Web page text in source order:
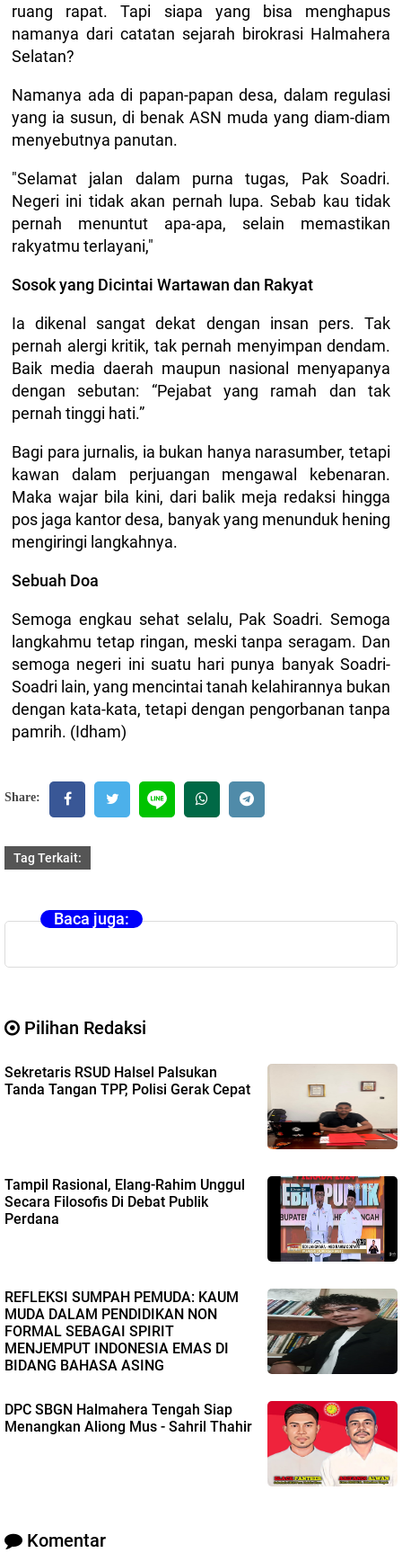
ruang rapat. Tapi siapa yang bisa menghapus
namanya dari catatan sejarah birokrasi Halmahera
Selatan?
Namanya ada di papan-papan desa, dalam regulasi
yang ia susun, di benak ASN muda yang diam-diam
menyebutnya panutan.
"Selamat jalan dalam purna tugas, Pak Soadri.
Negeri ini tidak akan pernah lupa. Sebab kau tidak
pernah menuntut apa-apa, selain memastikan
rakyatmu terlayani,"
Sosok yang Dicintai Wartawan dan Rakyat
Ia dikenal sangat dekat dengan insan pers. Tak
pernah alergi kritik, tak pernah menyimpan dendam.
Baik media daerah maupun nasional menyapanya
dengan sebutan: “Pejabat yang ramah dan tak
pernah tinggi hati.”
Bagi para jurnalis, ia bukan hanya narasumber, tetapi
kawan dalam perjuangan mengawal kebenaran.
Maka wajar bila kini, dari balik meja redaksi hingga
pos jaga kantor desa, banyak yang menunduk hening
mengiringi langkahnya.
Sebuah Doa
Semoga engkau sehat selalu, Pak Soadri. Semoga
langkahmu tetap ringan, meski tanpa seragam. Dan
semoga negeri ini suatu hari punya banyak Soadri-
Soadri lain, yang mencintai tanah kelahirannya bukan
dengan kata-kata, tetapi dengan pengorbanan tanpa
pamrih. (Idham)
Share:
Tag Terkait:
Baca juga:
Pilihan Redaksi
Sekretaris RSUD Halsel Palsukan
Tanda Tangan TPP, Polisi Gerak Cepat
Tampil Rasional, Elang-Rahim Unggul
Secara Filosofis Di Debat Publik
Perdana
REFLEKSI SUMPAH PEMUDA: KAUM
MUDA DALAM PENDIDIKAN NON
FORMAL SEBAGAI SPIRIT
MENJEMPUT INDONESIA EMAS DI
BIDANG BAHASA ASING
DPC SBGN Halmahera Tengah Siap
Menangkan Aliong Mus - Sahril Thahir
Komentar